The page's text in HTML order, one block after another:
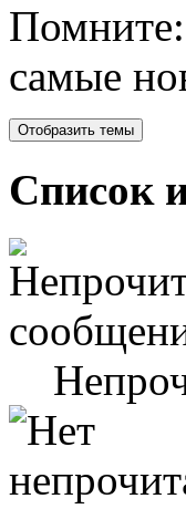
самые
Список